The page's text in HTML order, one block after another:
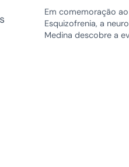
Em comemoração
Esquizofrenia, a
Medina descobre a